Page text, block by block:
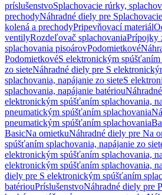
príslušenstvoSplachovacie rúrky,
prechodyNáhradné diely pre
kolená a prechodyPripevňovací materiál
ventilyRozdeľovač splachovaniaPrípojky
splachovania pisoárovPodomietkové
PodomietkovéS elektronickým
zo sieteNáhradné diely pre S
splachovania, napájanie zo sieteS
splachovania, napájanie batériou
elektronickým spúšťaním splachovania,
pneumatickým spúšťaním splachovania
pneumatickým spúšťaním splachovania
BasicNa omietkuNáhradné diely pre Na
spúšťaním splachovania, napájanie zo
elektronickým spúšťaním splachovania,
elektronickým spúšťaním splachovania,
diely pre S elektronickým spúšťaním
batériouPríslušenstvoNáhradné diely pre